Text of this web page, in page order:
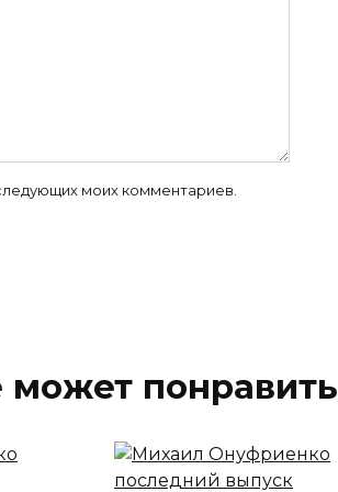
моих комментариев.